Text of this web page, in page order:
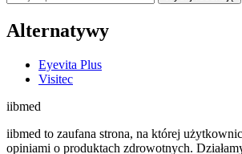
Alternatywy
Eyevita Plus
Visitec
iibmed
iibmed to zaufana strona, na której
opiniami o produktach zdrowotnych.